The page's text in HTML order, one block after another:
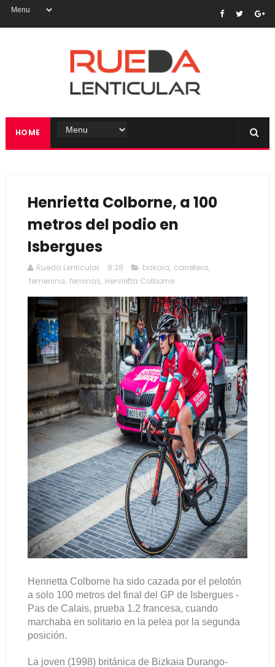
HOME
Henrietta Colborne, a 100
metros del podio en
Isbergues
Rueda Lenticular 8:28 bizkaia, carretera,
femenina, feminas, Henrietta Colborne
Henrietta Colborne ha sido cazada por el pelotón
a solo 100 metros del final del GP de Isbergues -
Pas de Calais, prueba 1.2 francesa, cuando
marchaba en solitario en la pelea por la segunda
posición.
La joven (1998) británica de Bizkaia Durango-